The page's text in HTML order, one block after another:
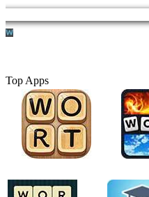
Top Apps